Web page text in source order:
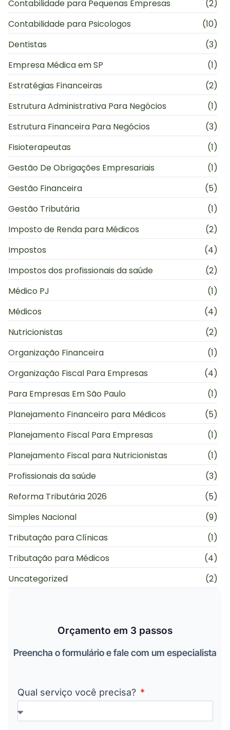
Contabilidade para Pequenas Empresas
(2)
Contabilidade para Psicologos
(10)
Dentistas
(3)
Empresa Médica em SP
(1)
Estratégias Financeiras
(2)
Estrutura Administrativa Para Negócios
(1)
Estrutura Financeira Para Negócios
(3)
Fisioterapeutas
(1)
Gestão De Obrigações Empresariais
(1)
Gestão Financeira
(5)
Gestão Tributária
(1)
Imposto de Renda para Médicos
(2)
Impostos
(4)
Impostos dos profissionais da saúde
(2)
Médico PJ
(1)
Médicos
(4)
Nutricionistas
(2)
Organização Financeira
(1)
Organização Fiscal Para Empresas
(4)
Para Empresas Em São Paulo
(1)
Planejamento Financeiro para Médicos
(5)
Planejamento Fiscal Para Empresas
(1)
Planejamento Fiscal para Nutricionistas
(1)
Profissionais da saúde
(3)
Reforma Tributária 2026
(5)
Simples Nacional
(9)
Tributação para Clínicas
(1)
Tributação para Médicos
(4)
Uncategorized
(2)
Orçamento em 3 passos
Preencha o formulário e fale com um especialista
Qual serviço você precisa?